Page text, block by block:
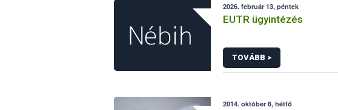
2026. február 13, péntek
EUTR ügyintézés
TOVÁBB >
2014. október 6, hétfő